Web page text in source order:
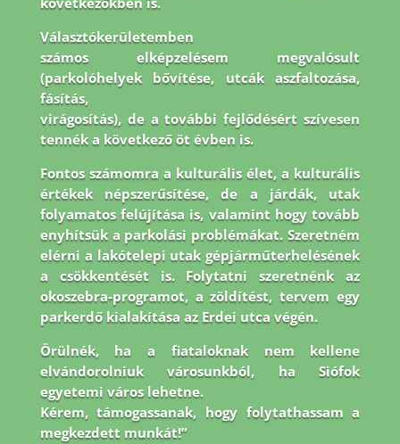
Választókerületemben
számos elképzelésem megvalósult
(parkolóhelyek bővítése, utcák aszfaltozása,
fásítás,
virágosítás), de a további fejlődésért szívesen
tennék a következő öt évben is.
Fontos számomra a kulturális élet, a kulturális
értékek népszerűsítése, de a járdák, utak
folyamatosfelújítása is, valamint hogy tovább
enyhítsük a parkolási problémákat. Szeretném
elérni a lakótelepi utak gépjárműterhelésének
a csökkentését is. Folytatni szeretnénk az
okoszebra-programot, a zöldítést, tervem egy
parkerdő kialakítása az Erdei utca végén.
Örülnék, ha a fiataloknak nem kellene
elvándorolniuk városunkból, ha Siófok
egyetemi város lehetne.
Kérem, támogassanak, hogy folytathassam a
megkezdett munkát!”